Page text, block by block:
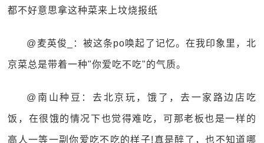
都不好意思拿这种菜来上坟烧报纸
@麦英俊_：被这条po唤起了记忆。在我印象里，北
京菜总是带着一种"你爱吃不吃"的气质。
@南山种豆：去北京玩，饿了，去一家路边店吃
饭，在很饿的情况下也觉得难吃，可那老板也是一样的
高人一等一副你爱吃不吃的样子!真是醉了，也不知道哪